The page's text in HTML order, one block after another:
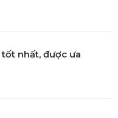
Prime
xuất
nhất, được ưa